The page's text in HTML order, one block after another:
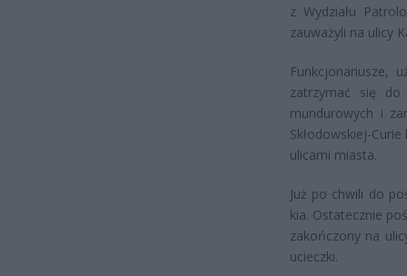
z Wydziału
zauważyli na ulicy
Funkcjonariusze,
zatrzymać się do
mundurowych i
Skłodowskiej-
ulicami miasta.
Już po chwili do
kia. Ostatecznie
zakończony na
ucieczki.